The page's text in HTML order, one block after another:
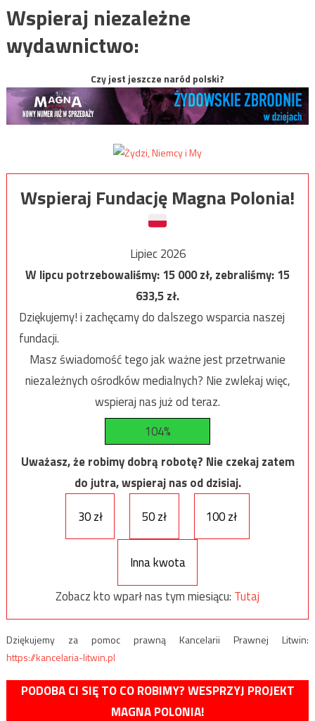
Wspieraj niezależne
wydawnictwo:
Czy jest jeszcze naród polski?
Wspieraj Fundację Magna Polonia!
Lipiec 2026
W lipcu potrzebowaliśmy:15 000zł, zebraliśmy:15
633,5zł.
Dziękujemy! i zachęcamy do dalszego wsparcia naszej
fundacji.
Masz świadomość tego jak ważne jest przetrwanie
niezależnych ośrodków medialnych? Nie zwlekaj więc,
wspieraj nas już od teraz.
104%
Uważasz, że robimy dobrą robotę? Nie czekaj zatem
do jutra, wspieraj nas od dzisiaj.
30 zł
50 zł 100 zł
Inna kwota
Zobacz kto wparł nas tym miesiącu: Tutaj
Dziękujemy za pomoc prawną Kancelarii Prawnej Litwin:
https://kancelaria-litwin.pl
PODOBA CI SIĘ TO CO ROBIMY? WESPRZYJ PROJEKT
MAGNA POLONIA!